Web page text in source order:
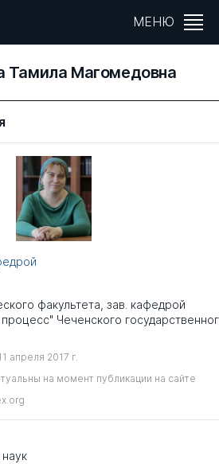
МЕНЮ
Тамила Магомедовна
факультета, зав. кафедрой
Чеченского
апреля 2017 г.
на момент публикации на сайте